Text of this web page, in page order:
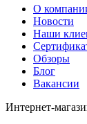
О
Новости
Наши
Обзоры
Блог
Вакансии
Интернет-